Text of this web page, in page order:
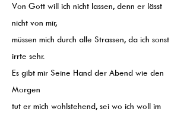
Von Gott will ich nicht lassen, denn er lässt
nicht von mir,
müssen mich durch alle Strassen, da ich sonst
irrte sehr.
Es gibt mir Seine Hand der Abend wie den
Morgen
tut er mich wohlstehend, sei wo ich woll im